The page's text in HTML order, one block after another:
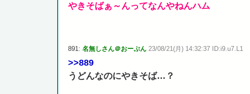
やきそばぁ～んってなんやねんハム
891: 名無しさん＠おーぷん 23/08/21(月) 14:32:37 ID:i9.u7.L1
>>889
うどんなのにやきそば…？